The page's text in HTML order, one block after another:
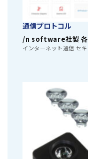
通信プロトコル
/n software社製 各
インターネット通信 セ